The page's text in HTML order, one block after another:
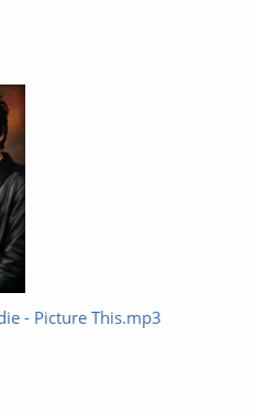
- Picture This.mp3